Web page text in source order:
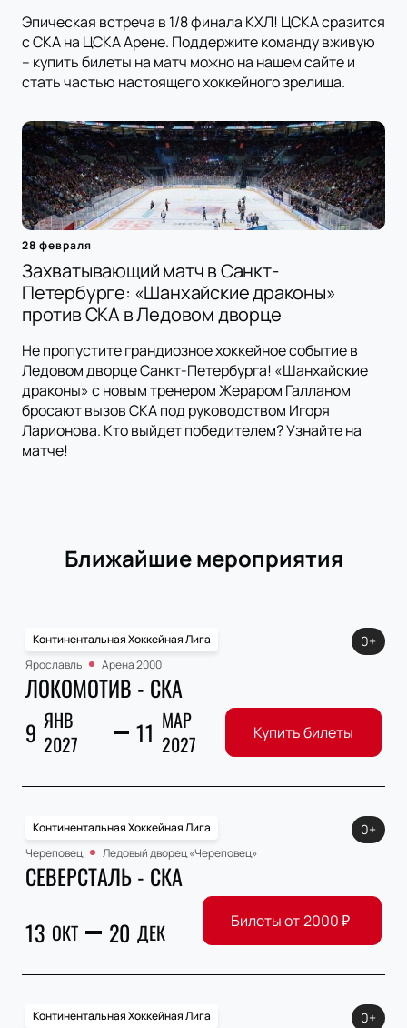
Эпическая встреча в 1/8 финала КХЛ! ЦСКА сразится
с СКА на ЦСКА Арене. Поддержите команду вживую
– купить билеты на матч можно на нашем сайте и
стать частью настоящего хоккейного зрелища.
28 февраля
Захватывающий матч в Санкт-
Петербурге: «Шанхайские драконы»
против СКА в Ледовом дворце
Не пропустите грандиозное хоккейное событие в
Ледовом дворце Санкт-Петербурга! «Шанхайские
драконы» с новым тренером Жераром Галланом
бросают вызов СКА под руководством Игоря
Ларионова. Кто выйдет победителем? Узнайте на
матче!
Ближайшие мероприятия
Континентальная Хоккейная Лига
Ярославль
Арена 2000
ЛОКОМОТИВ - СКА
9 ЯНВ
2027
11 МАР
2027
0+
Купить билеты
Континентальная Хоккейная Лига
Череповец
Ледовый дворец «Череповец»
СЕВЕРСТАЛЬ - СКА
13 ОКТ 20 ДЕК
0+
Билеты от2000₽
Континентальная Хоккейная Лига
0+